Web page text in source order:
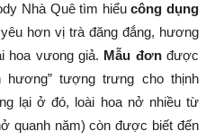
Nhà Quê tìm hiểucông dụng
hơn vị trà đăng đắng, hương
hoa vưong giả. Mẫu đơnđược
hương” tượng trưng cho thịnh
lại ở đó, loài hoa nở nhiều từ
quanh năm) còn được biết đến